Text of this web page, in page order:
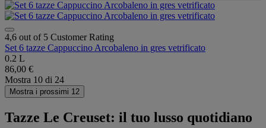
4,6 out of 5 Customer Rating
Set 6 tazze Cappuccino Arcobaleno in gres vetrificato
0.2 L
86,00 €
Mostra 10 di 24
Mostra i prossimi 12
Tazze Le Creuset: il tuo lusso quotidiano